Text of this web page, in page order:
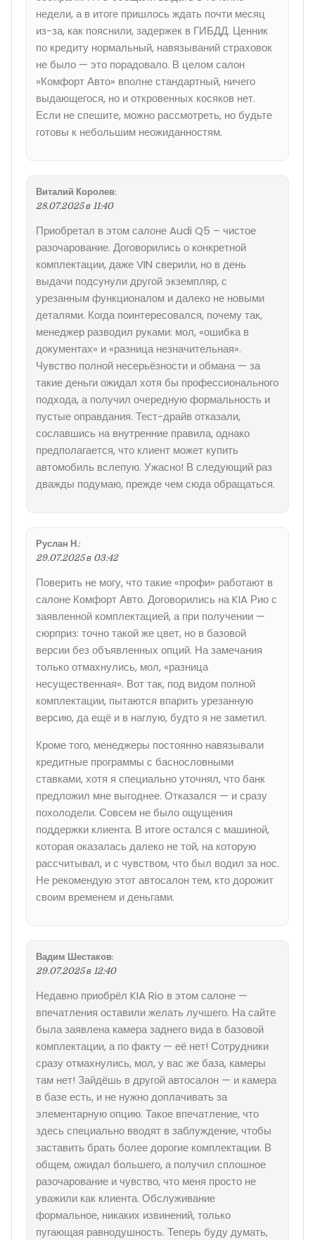
недели, а в итоге пришлось ждать почти месяц
из-за, как пояснили, задержек в ГИБДД. Ценник
по кредиту нормальный, навязываний страховок
не было — это порадовало. В целом салон
»Комфорт Авто» вполне стандартный, ничего
выдающегося, но и откровенных косяков нет.
Если не спешите, можно рассмотреть, но будьте
готовы к небольшим неожиданностям.
Виталий Королев:
28.07.2025 в 11:40
Приобретал в этом салоне Audi Q5 – чистое
разочарование. Договорились о конкретной
комплектации, даже VIN сверили, но в день
выдачи подсунули другой экземпляр, с
урезанным функционалом и далеко не новыми
деталями. Когда поинтересовался, почему так,
менеджер разводил руками: мол, «ошибка в
документах» и «разница незначительная».
Чувство полной несерьёзности и обмана — за
такие деньги ожидал хотя бы профессионального
подхода, а получил очередную формальность и
пустые оправдания. Тест-драйв отказали,
сославшись на внутренние правила, однако
предполагается, что клиент может купить
автомобиль вслепую. Ужасно! В следующий раз
дважды подумаю, прежде чем сюда обращаться.
Руслан Н.:
29.07.2025 в 03:42
Поверить не могу, что такие «профи» работают в
салоне Комфорт Авто. Договорились на KIA Рио с
заявленной комплектацией, а при получении —
сюрприз: точно такой же цвет, но в базовой
версии без объявленных опций. На замечания
только отмахнулись, мол, «разница
несущественная». Вот так, под видом полной
комплектации, пытаются впарить урезанную
версию, да ещё и в наглую, будто я не заметил.
Кроме того, менеджеры постоянно навязывали
кредитные программы с баснословными
ставками, хотя я специально уточнял, что банк
предложил мне выгоднее. Отказался — и сразу
похолодели. Совсем не было ощущения
поддержки клиента. В итоге остался с машиной,
которая оказалась далеко не той, на которую
рассчитывал, и с чувством, что был водил за нос.
Не рекомендую этот автосалон тем, кто дорожит
своим временем и деньгами.
Вадим Шестаков:
29.07.2025 в 12:40
Недавно приобрёл KIA Rio в этом салоне —
впечатления оставили желать лучшего. На сайте
была заявлена камера заднего вида в базовой
комплектации, а по факту — её нет! Сотрудники
сразу отмахнулись, мол, у вас же база, камеры
там нет! Зайдёшь в другой автосалон — и камера
в базе есть, и не нужно доплачивать за
элементарную опцию. Такое впечатление, что
здесь специально вводят в заблуждение, чтобы
заставить брать более дорогие комплектации. В
общем, ожидал большего, а получил сплошное
разочарование и чувство, что меня просто не
уважили как клиента. Обслуживание
формальное, никаких извинений, только
пугающая равнодушность. Теперь буду думать,